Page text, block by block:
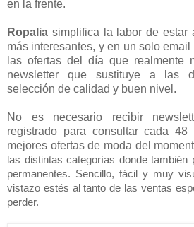
en la frente.
Ropalia simplifica la labor de estar
más interesantes, y en un solo
las ofertas del día que realmente
newsletter que sustituye a las
selección de calidad y buen nivel.
No es necesario recibir
registrado para consultar cada 48
mejores ofertas de moda del
las distintas categorías donde también
permanentes. Sencillo, fácil y muy
vistazo estés al tanto de las ventas
perder.